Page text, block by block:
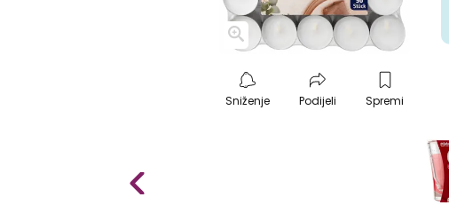
Sniženje Podijeli Spremi